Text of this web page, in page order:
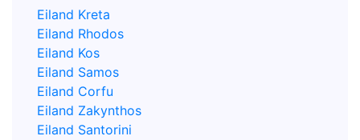
Eiland Kreta
Eiland Rhodos
Eiland Kos
Eiland Samos
Eiland Corfu
Eiland Zakynthos
Eiland Santorini